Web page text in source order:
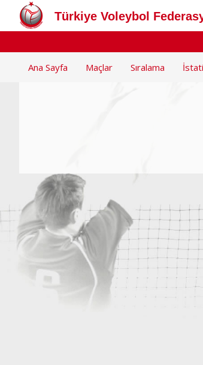
Türkiye Voleybol
Ana Sayfa Maçlar Sıralama